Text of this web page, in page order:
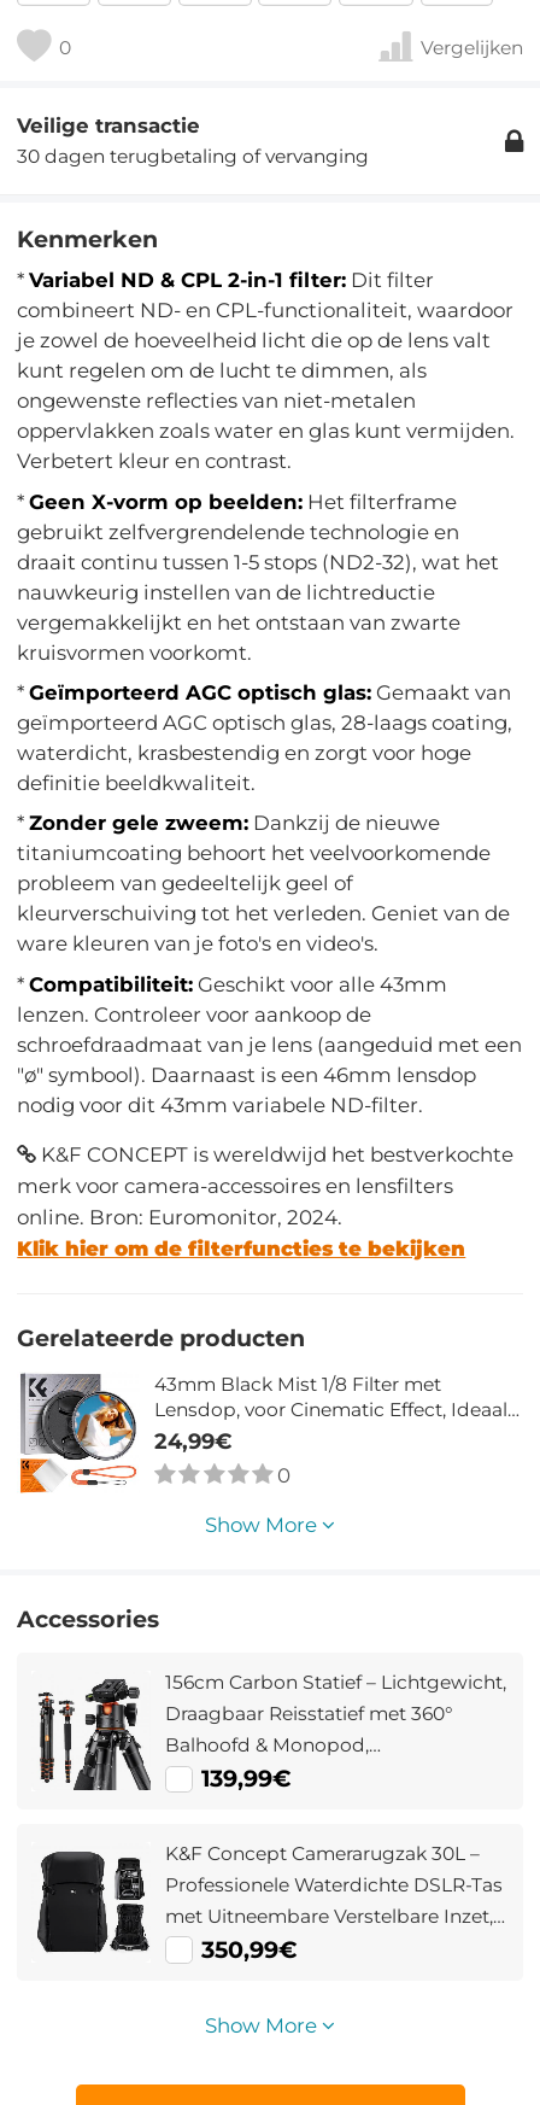
0 Vergelijken
Veilige transactie
30 dagen terugbetaling of vervanging
Kenmerken
*Variabel ND & CPL 2-in-1 filter: Dit filter
combineert ND- en CPL-functionaliteit, waardoor
je zowel de hoeveelheid licht die op de lens valt
kunt regelen om de lucht te dimmen, als
ongewenste reflecties van niet-metalen
oppervlakken zoals water en glas kunt vermijden.
Verbetert kleur en contrast.
*Geen X-vorm op beelden: Het filterframe
gebruikt zelfvergrendelende technologie en
draait continu tussen 1-5 stops (ND2-32), wat het
nauwkeurig instellen van de lichtreductie
vergemakkelijkt en het ontstaan van zwarte
kruisvormen voorkomt.
*Geïmporteerd AGC optisch glas: Gemaakt van
geïmporteerd AGC optisch glas, 28-laags coating,
waterdicht, krasbestendig en zorgt voor hoge
definitie beeldkwaliteit.
*Zonder gele zweem: Dankzij de nieuwe
titaniumcoating behoort het veelvoorkomende
probleem van gedeeltelijk geel of
kleurverschuiving tot het verleden. Geniet van de
ware kleuren van je foto's en video's.
*Compatibiliteit: Geschikt voor alle 43mm
lenzen. Controleer voor aankoop de
schroefdraadmaat van je lens (aangeduid met een
"ø" symbool). Daarnaast is een 46mm lensdop
nodig voor dit 43mm variabele ND-filter.
K&F CONCEPT is wereldwijd het bestverkochte
merk voor camera-accessoires en lensfilters
online. Bron: Euromonitor, 2024.
Klik hier om de filterfuncties te bekijken
Gerelateerde producten
43mm Black Mist 1/8 Filter met
Lensdop, voor Cinematic Effect, Ideaal
voor Video, Vlog en Portretfotografie,
18-Lagen Coating, Nano Klear
24,99€
0
Show More
Accessories
156cm Carbon Statief – Lichtgewicht,
Draagbaar Reisstatief met 360°
Balhoofd & Monopod,
Draagvermogen 15 kg (A255C2+BH-
139,99€
K&F Concept Camerarugzak 30L –
Professionele Waterdichte DSLR-Tas
met Uitneembare Verstelbare Inzet,
Geschikt voor 38 cm Laptop en
350,99€
Show More